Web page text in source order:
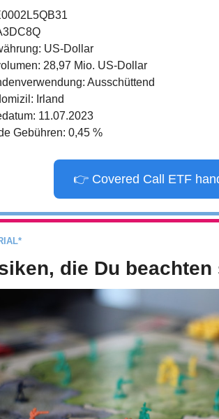
US-Dollar
28,97 Mio. US-Dollar
Ausschüttend
Irland
11.07.2023
Gebühren: 0,45 %
👉 Covered Call ETF
die Du beachten